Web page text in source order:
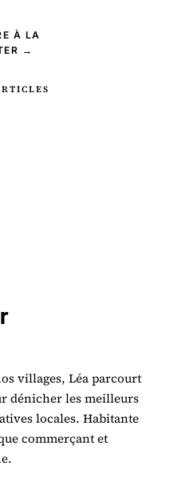
À LA
→
villages, Léa parcourt
dénicher les meilleurs
locales. Habitante
commerçant et